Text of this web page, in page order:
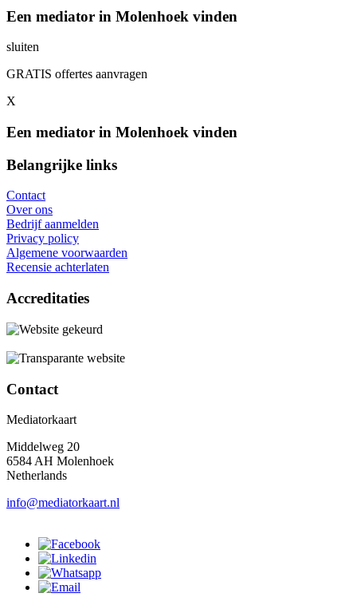
Een mediator in Molenhoek vinden
sluiten
GRATIS offertes aanvragen
X
Een mediator in Molenhoek vinden
Belangrijke links
Contact
Over ons
Bedrijf aanmelden
Privacy policy
Algemene voorwaarden
Recensie achterlaten
Accreditaties
Contact
Mediatorkaart
Middelweg 20
6584 AH Molenhoek
Netherlands
info@mediatorkaart.nl